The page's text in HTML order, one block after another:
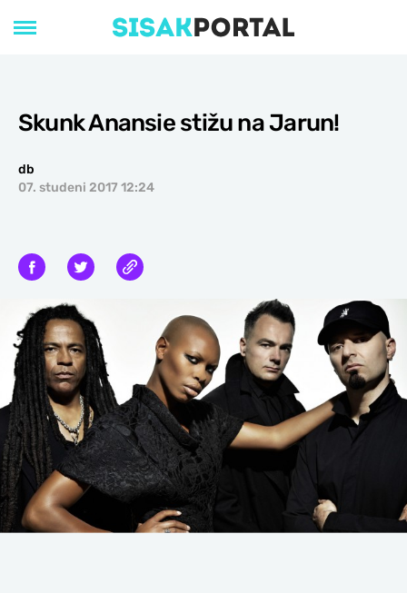
Skunk Anansie stižu na Jarun!
db
07. studeni 2017 12:24